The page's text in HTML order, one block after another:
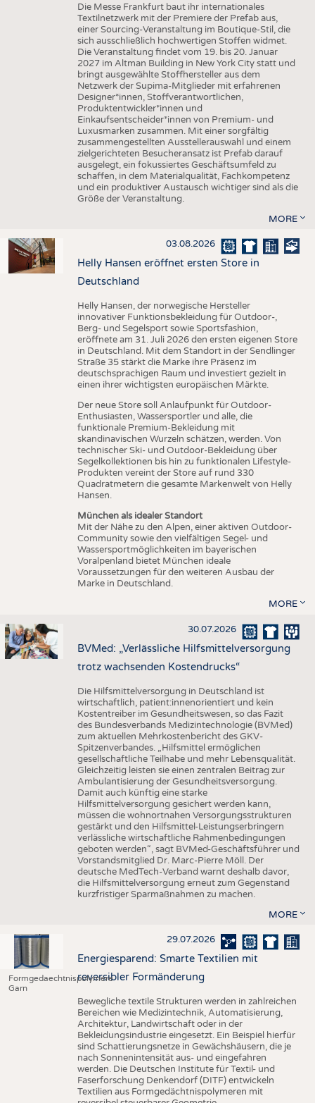
Die Messe Frankfurt baut ihr internationales
Textilnetzwerk mit der Premiere der Prefab aus,
einer Sourcing-Veranstaltung im Boutique-Stil, die
sich ausschließlich hochwertigen Stoffen widmet.
Die Veranstaltung findet vom 19. bis 20. Januar
2027 im Altman Building in New York City statt und
bringt ausgewählte Stoffhersteller aus dem
Netzwerk der Supima-Mitglieder mit erfahrenen
Designer*innen, Stoffverantwortlichen,
Produktentwickler*innen und
Einkaufsentscheider*innen von Premium- und
Luxusmarken zusammen. Mit einer sorgfältig
zusammengestellten Ausstellerauswahl und einem
zielgerichteten Besucheransatz ist Prefab darauf
ausgelegt, ein fokussiertes Geschäftsumfeld zu
schaffen, in dem Materialqualität, Fachkompetenz
und ein produktiver Austausch wichtiger sind als die
Größe der Veranstaltung.
MORE
03.08.2026
Helly Hansen eröffnet ersten Store in
Deutschland
Helly Hansen, der norwegische Hersteller
innovativer Funktionsbekleidung für Outdoor-,
Berg- und Segelsport sowie Sportsfashion,
eröffnete am 31. Juli 2026 den ersten eigenen Store
in Deutschland. Mit dem Standort in der Sendlinger
Straße 35 stärkt die Marke ihre Präsenz im
deutschsprachigen Raum und investiert gezielt in
einen ihrer wichtigsten europäischen Märkte.
Der neue Store soll Anlaufpunkt für Outdoor-
Enthusiasten, Wassersportler und alle, die
funktionale Premium-Bekleidung mit
skandinavischen Wurzeln schätzen, werden. Von
technischer Ski- und Outdoor-Bekleidung über
Segelkollektionen bis hin zu funktionalen Lifestyle-
Produkten vereint der Store auf rund 330
Quadratmetern die gesamte Markenwelt von Helly
Hansen.
München als idealer Standort
Mit der Nähe zu den Alpen, einer aktiven Outdoor-
Community sowie den vielfältigen Segel- und
Wassersportmöglichkeiten im bayerischen
Voralpenland bietet München ideale
Voraussetzungen für den weiteren Ausbau der
Marke in Deutschland.
MORE
30.07.2026
BVMed: „Verlässliche Hilfsmittelversorgung
trotz wachsenden Kostendrucks“
Die Hilfsmittelversorgung in Deutschland ist
wirtschaftlich, patient:innenorientiert und kein
Kostentreiber im Gesundheitswesen, so das Fazit
des Bundesverbands Medizintechnologie (BVMed)
zum aktuellen Mehrkostenbericht des GKV-
Spitzenverbandes. „Hilfsmittel ermöglichen
gesellschaftliche Teilhabe und mehr Lebensqualität.
Gleichzeitig leisten sie einen zentralen Beitrag zur
Ambulantisierung der Gesundheitsversorgung.
Damit auch künftig eine starke
Hilfsmittelversorgung gesichert werden kann,
müssen die wohnortnahen Versorgungsstrukturen
gestärkt und den Hilfsmittel-Leistungserbringern
verlässliche wirtschaftliche Rahmenbedingungen
geboten werden“, sagt BVMed-Geschäftsführer und
Vorstandsmitglied Dr. Marc-Pierre Möll. Der
deutsche MedTech-Verband warnt deshalb davor,
die Hilfsmittelversorgung erneut zum Gegenstand
kurzfristiger Sparmaßnahmen zu machen.
MORE
Formgedaechtnispolymere
Garn
29.07.2026
Energiesparend: Smarte Textilien mit
reversibler Formänderung
Bewegliche textile Strukturen werden in zahlreichen
Bereichen wie Medizintechnik, Automatisierung,
Architektur, Landwirtschaft oder in der
Bekleidungsindustrie eingesetzt. Ein Beispiel hierfür
sind Schattierungsnetze in Gewächshäusern, die je
nach Sonnenintensität aus- und eingefahren
werden. Die Deutschen Institute für Textil- und
Faserforschung Denkendorf (DITF) entwickeln
Textilien aus Formgedächtnispolymeren mit